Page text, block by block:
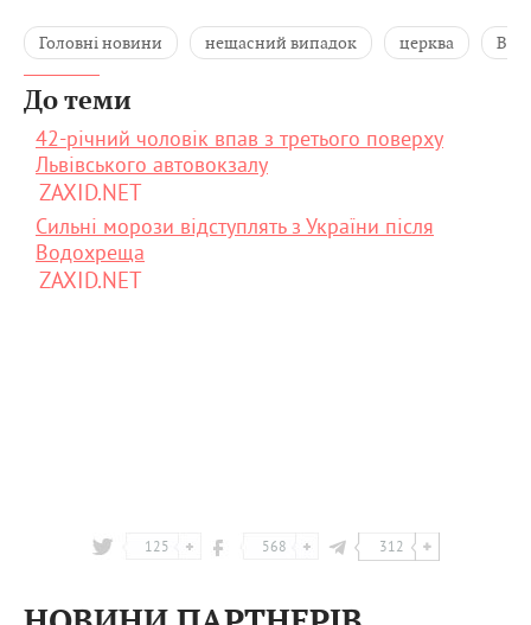
Головні новини нещасний випадок церква
До теми
42-річний чоловік впав з третього поверху
Львівського автовокзалу
ZAXID.NET
Сильні морози відступлять з України після
Водохреща
ZAXID.NET
125 568 312